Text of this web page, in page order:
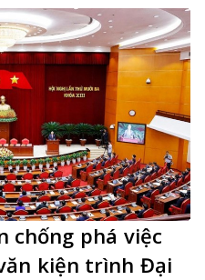
chống phá việc
kiện trình Đại